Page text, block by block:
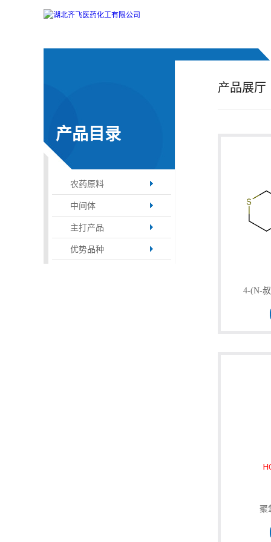
产品目录
农药原料
中间体
主打产品
优势品种
产品展厅
4-(N-
聚